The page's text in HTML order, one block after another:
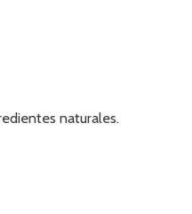
naturales.